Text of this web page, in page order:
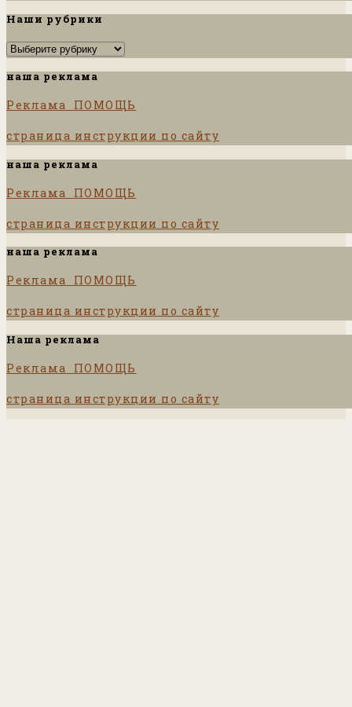
Наши рубрики
Наши
наша реклама
Реклама ПОМОЩЬ
страница инструкции по сайту
наша реклама
Реклама ПОМОЩЬ
страница инструкции по сайту
наша реклама
Реклама ПОМОЩЬ
страница инструкции по сайту
Наша реклама
Реклама ПОМОЩЬ
страница инструкции по сайту